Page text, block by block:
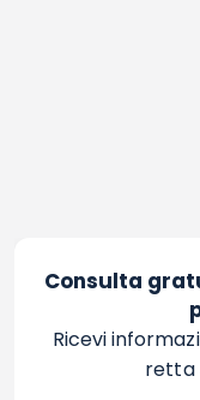
Consulta
Ricevi
retta